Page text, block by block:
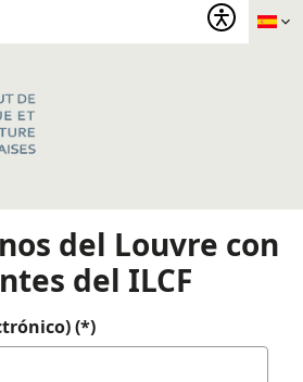
del Louvre con
del ILCF
(*)